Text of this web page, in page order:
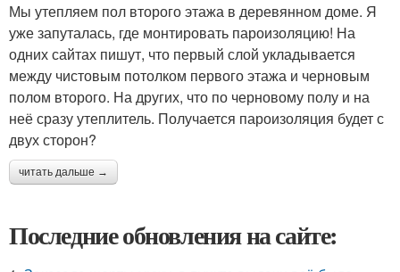
Мы утепляем пол второго этажа в деревянном доме. Я
уже запуталась, где монтировать пароизоляцию! На
одних сайтах пишут, что первый слой укладывается
между чистовым потолком первого этажа и черновым
полом второго. На других, что по черновому полу и на
неё сразу утеплитель. Получается пароизоляция будет с
двух сторон?
читать дальше →
Последние обновления на сайте: